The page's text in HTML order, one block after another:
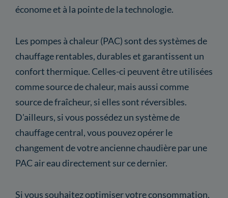
économe et à la pointe de la technologie.
Les pompes à chaleur (PAC) sont des systèmes de
chauffage rentables, durables et garantissent un
confort thermique. Celles-ci peuvent être utilisées
comme source de chaleur, mais aussi comme
source de fraîcheur, si elles sont réversibles.
D'ailleurs, si vous possédez un système de
chauffage central, vous pouvez opérer le
changement de votre ancienne chaudière par une
PAC air eau directement sur ce dernier.
Si vous souhaitez optimiser votre consommation,